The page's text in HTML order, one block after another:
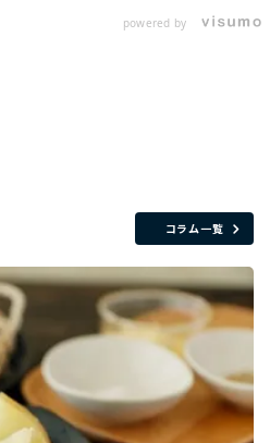
powered by
コラム一覧